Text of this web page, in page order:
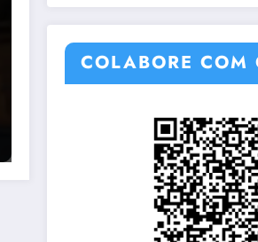
COLABORE COM